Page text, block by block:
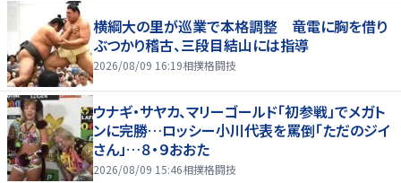
横綱大の里が巡業で本格調整 竜電に胸を借り
ぶつかり稽古、三段目結山には指導
2026/08/09 16:19相撲格闘技
ウナギ・サヤカ、マリーゴールド「初参戦」でメガト
ンに完勝…ロッシー小川代表を罵倒「ただのジイ
さん」…８・９おおた
2026/08/09 15:46相撲格闘技